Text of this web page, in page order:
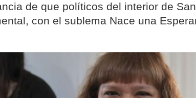
de que políticos del interior de
con el sublema Nace una